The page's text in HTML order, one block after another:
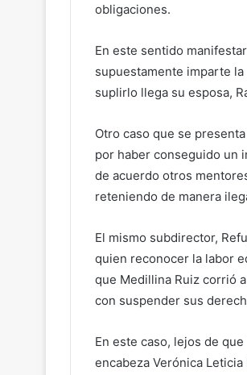
obligaciones.
En este sentido
supuestamente imparte la
suplirlo llega su esposa,
Otro caso que se
por haber conseguido un
de acuerdo otros
reteniendo de manera
El mismo subdirector,
quien reconocer la labor
que Medillina Ruiz corrió
con suspender sus
En este caso, lejos de
encabeza Verónica